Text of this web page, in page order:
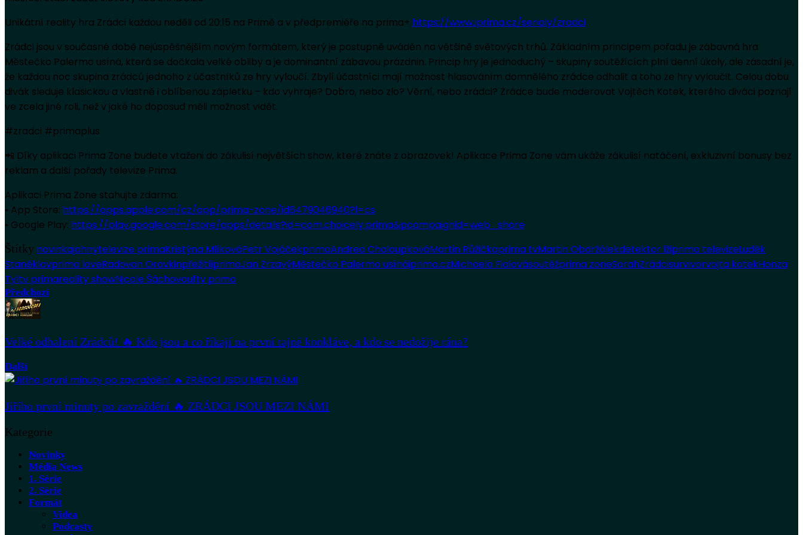
Unikátní reality hra Zrádci každou neděli od 20:15 na Primě a v předpremiéře na prima+ https://www.iprima.cz/serialy/zradci
Zrádci jsou v současné době nejúspěšnějším novým formátem, který je postupně uváděn na většině světových trhů. Základním principem pořadu je zábavná hra
Městečko Palermo usíná, která se dočkala velké obliby a je dominantní zábavou prázdnin. Princip hry je jednoduchý – skupiny soutěžících plní denní úkoly, ale zásadní je,
že každou noc skupina zrádců jednoho z účastníků ze hry vyloučí. Zbylí účastníci mají možnost hlasováním domnělého zrádce odhalit a toho ze hry vyloučit. Celou dobu
divák sleduje klasickou a vlastně i oblíbenou zápletku – kdo vyhraje? Dobro, nebo zlo? Věrní, nebo zrádci? Zrádce bude moderovat Vojtěch Kotek, kterého diváci poznají
ve zcela jiné roli, než v jaké ho doposud měli možnost vidět.
#zradci #primaplus
📲 Díky aplikaci Prima Zone budete vtaženi do zákulisí největších show, které znáte z obrazovek! Aplikace Prima Zone vám ukáže zákulisí natáčení, exkluzivní bonusy bez
reklam a další pořady televize Prima.
Aplikaci Prima Zone stahujte zdarma:
• App Store: https://apps.apple.com/cz/app/prima-zone/id6479046940?l=cs
• Google Play: https://play.google.com/store/apps/details?id=com.choicely.prima&pcampaignid=web_share
Štítky novinkajohnytelevize primaKristýna MlíkováPetr VojáčekprimaAndrea ChaloupkováMartin Růžičkaprima tvMartin Obdržálekdetektor lžiprima televizeLuděk
Staněklovprima loveRadovan OravkinpřežitíiprimaJan ZrzavýMěstečko Palermo usínáiprima.czMichaela Fialovásoutěžprima zoneSarahZrádcisurvivorvojta kotekHonza
Tyltv primareality showNicole Šáchovouftv prima
Předchozí
Velké odhalení Zrádců! 🔥 Kdo jsou a co říkají na první tajné konkláve, a kdo se nedožije rána?
Další
Jiřího první minuty po zavraždění 🔥 ZRÁDCI JSOU MEZI NÁMI
Kategorie
Novinky
Média News
1. Série
2. Série
Formát
Videa
Podcasty